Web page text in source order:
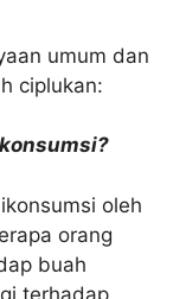
umum dan
ciplukan:
oleh
orang
buah
terhadap